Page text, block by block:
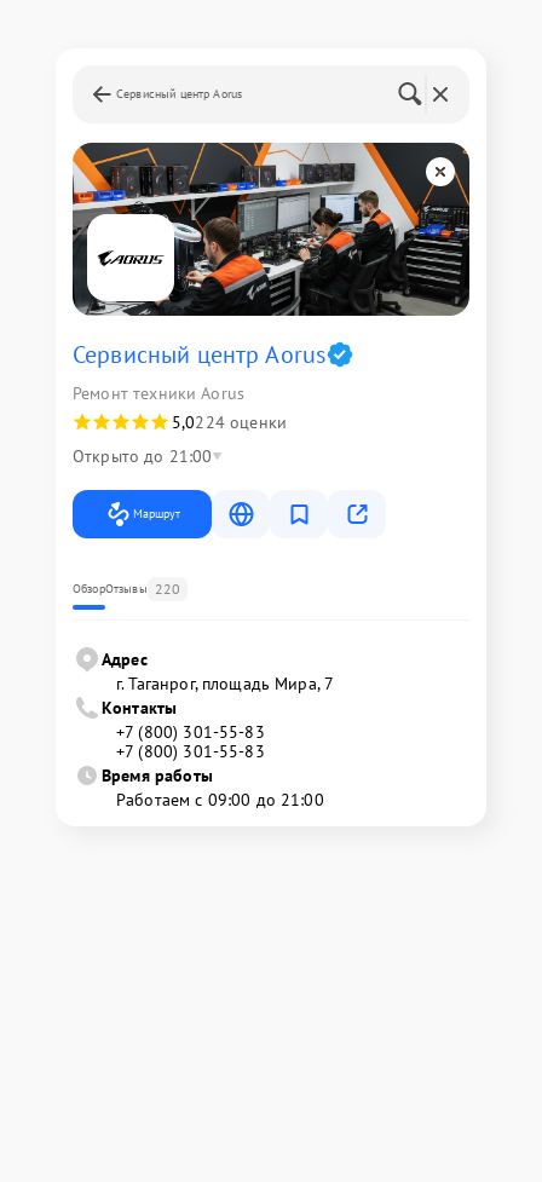
Сервисный центр Aorus
Сервисный центр Aorus
Ремонт техники Aorus
5,0224 оценки
Открыто до 21:00
Маршрут
ОбзорОтзывы 220
Адрес
г. Таганрог, площадь Мира, 7
Контакты
+7 (800) 301-55-83
+7 (800) 301-55-83
Время работы
Работаем с 09:00 до 21:00